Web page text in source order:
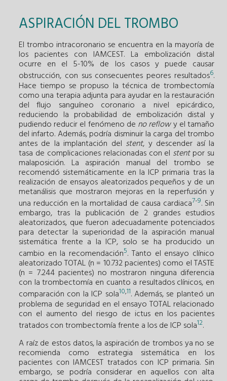
ASPIRACIÓN DEL TROMBO
El trombo intracoronario se encuentra en la mayoría de
los pacientes con IAMCEST. La embolización distal
ocurre en el 5-10% de los casos y puede causar
obstrucción, con sus consecuentes peores resultados6.
Hace tiempo se propuso la técnica de trombectomía
como una terapia adjunta para ayudar en la restauración
del flujo sanguíneo coronario a nivel epicárdico,
reduciendo la probabilidad de embolización distal y
pudiendo reducir el fenómeno de no reflowy el tamaño
del infarto. Además, podría disminuir la carga del trombo
antes de la implantación del stent, y descender así la
tasa de complicaciones relacionadas con el stentpor su
malaposición. La aspiración manual del trombo se
recomendó sistemáticamente en la ICP primaria tras la
realización de ensayos aleatorizados pequeños y de un
metanálisis que mostraron mejoras en la reperfusión y
una reducción en la mortalidad de causa cardiaca7-9. Sin
embargo, tras la publicación de 2 grandes estudios
aleatorizados, que fueron adecuadamente potenciados
para detectar la superioridad de la aspiración manual
sistemática frente a la ICP, solo se ha producido un
cambio en la recomendación5. Tanto el ensayo clínico
aleatorizado TOTAL (n = 10.732 pacientes) como el TASTE
(n = 7.244 pacientes) no mostraron ninguna diferencia
con la trombectomía en cuanto a resultados clínicos, en
comparación con la ICP sola10,11. Además, se planteó un
problema de seguridad en el ensayo TOTAL relacionado
con el aumento del riesgo de ictus en los pacientes
tratados con trombectomía frente a los de ICP sola12.
A raíz de estos datos, la aspiración de trombos ya no se
recomienda como estrategia sistemática en los
pacientes con IAMCEST tratados con ICP primaria. Sin
embargo, se podría considerar en aquellos con alta